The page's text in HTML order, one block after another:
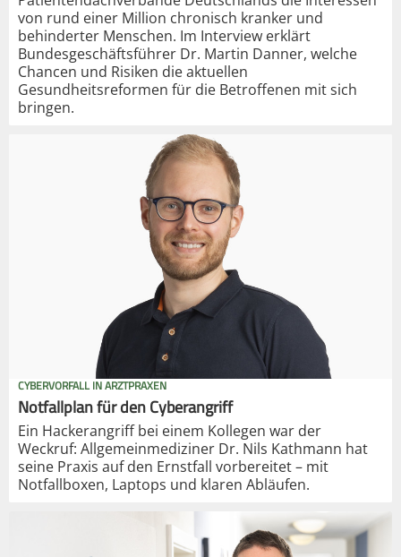
von rund einer Million chronisch kranker und
behinderter Menschen. Im Interview erklärt
Bundesgeschäftsführer Dr. Martin Danner, welche
Chancen und Risiken die aktuellen
Gesundheitsreformen für die Betroffenen mit sich
bringen.
CYBERVORFALL IN ARZTPRAXEN
Notfallplan für den Cyberangriff
Ein Hackerangriff bei einem Kollegen war der
Weckruf: Allgemeinmediziner Dr. Nils Kathmann hat
seine Praxis auf den Ernstfall vorbereitet – mit
Notfallboxen, Laptops und klaren Abläufen.